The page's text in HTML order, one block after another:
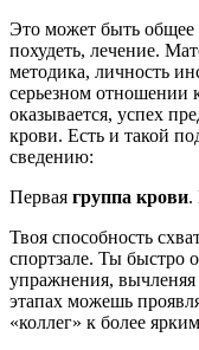
Это может быть общее
похудеть, лечение.
методика, личность
серьезном отношении
оказывается, успех
крови. Есть и такой
сведению:
Первая группа крови.
Твоя способность
спортзале. Ты быстро
упражнения,
этапах можешь
«коллег» к более